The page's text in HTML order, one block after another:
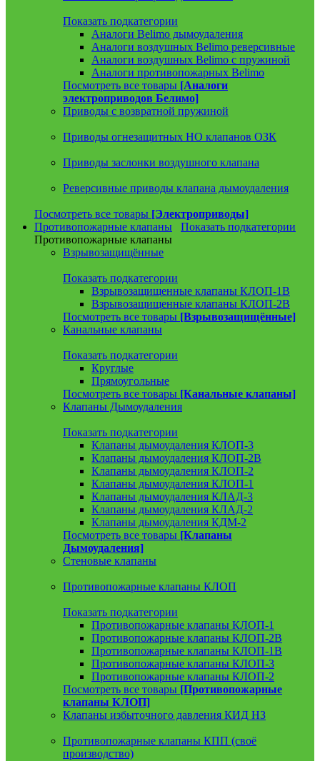
Показать подкатегории
Аналоги Belimo дымоудаления
Аналоги воздушных Belimo реверсивные
Аналоги воздушных Belimo с пружиной
Аналоги противопожарных Belimo
Посмотреть все товары [Аналоги
электроприводов Белимо]
Приводы с возвратной пружиной
Приводы огнезащитных НО клапанов ОЗК
Приводы заслонки воздушного клапана
Реверсивные приводы клапана дымоудаления
Посмотреть все товары [Электроприводы]
Противопожарные клапаны
Показать подкатегории
Противопожарные клапаны
Взрывозащищённые
Показать подкатегории
Взрывозащищенные клапаны КЛОП-1В
Взрывозащищенные клапаны КЛОП-2В
Посмотреть все товары [Взрывозащищённые]
Канальные клапаны
Показать подкатегории
Круглые
Прямоугольные
Посмотреть все товары [Канальные клапаны]
Клапаны Дымоудаления
Показать подкатегории
Клапаны дымоудаления КЛОП-3
Клапаны дымоудаления КЛОП-2В
Клапаны дымоудаления КЛОП-2
Клапаны дымоудаления КЛОП-1
Клапаны дымоудаления КЛАД-3
Клапаны дымоудаления КЛАД-2
Клапаны дымоудаления КДМ-2
Посмотреть все товары [Клапаны
Дымоудаления]
Стеновые клапаны
Противопожарные клапаны КЛОП
Показать подкатегории
Противопожарные клапаны КЛОП-1
Противопожарные клапаны КЛОП-2В
Противопожарные клапаны КЛОП-1В
Противопожарные клапаны КЛОП-3
Противопожарные клапаны КЛОП-2
Посмотреть все товары [Противопожарные
клапаны КЛОП]
Клапаны избыточного давления КИД НЗ
Противопожарные клапаны КПП (своё
производство)